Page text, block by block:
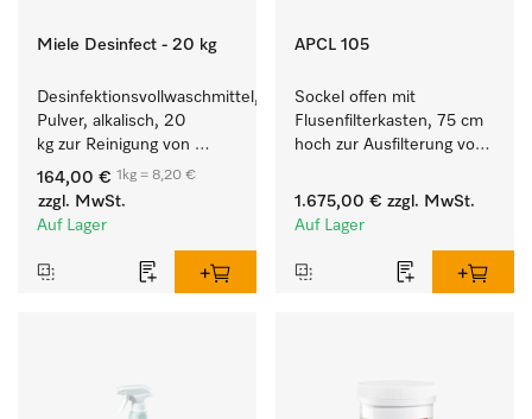
Miele Desinfect - 20 kg
Desinfektionsvollwaschmittel,
Pulver, alkalisch, 20
kg zur Reinigung von
weißen Textilien und
farbechter Buntwäsche.
164,00 € 1kg = 8,20 €
zzgl. MwSt.
Auf Lager
APCL 105
Sockel offen mit
Flusenfilterkasten, 75 cm
hoch zur Ausfilterung von
Partikeln aus der Lauge.
1.675,00 € zzgl. MwSt.
Auf Lager